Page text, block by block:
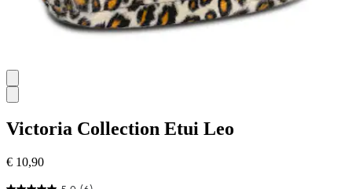
Victoria Collection Etui Leo
€ 10,90